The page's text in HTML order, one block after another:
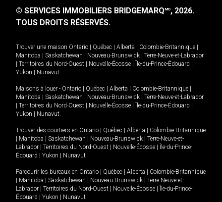
© SERVICES IMMOBILIERS BRIDGEMARQMD, 2026.
TOUS DROITS RÉSERVÉS.
Trouver une maison Ontario Québec Alberta Colombie-Britannique
Manitoba
Saskatchewan Nouveau-Brunswick
Terre-Neuve-et-Labrador
Territoires du Nord-Ouest Nouvelle-Écosse Île-du-Prince-Édouard
Yukon
Nunavut.
Maisons à louer - Ontario Québec Alberta Colombie-Britannique
Manitoba
Saskatchewan Nouveau-Brunswick
Terre-Neuve-et-Labrador
Territoires du Nord-Ouest Nouvelle-Écosse Île-du-Prince-Édouard
Yukon
Nunavut.
Trouver des courtiers en Ontario Québec Alberta
Colombie-Britannique
Manitoba Saskatchewan Nouveau-Brunswick
Terre-Neuve-et-
Labrador
Territoires du Nord-Ouest Nouvelle-Écosse
Île-du-Prince-
Édouard
Yukon Nunavut
Parcourir les bureaux en Ontario Québec Alberta
Colombie-Britannique
Manitoba Saskatchewan Nouveau-Brunswick
Terre-Neuve-et-
Labrador
Territoires du Nord-Ouest Nouvelle-Écosse
Île-du-Prince-
Édouard
Yukon Nunavut